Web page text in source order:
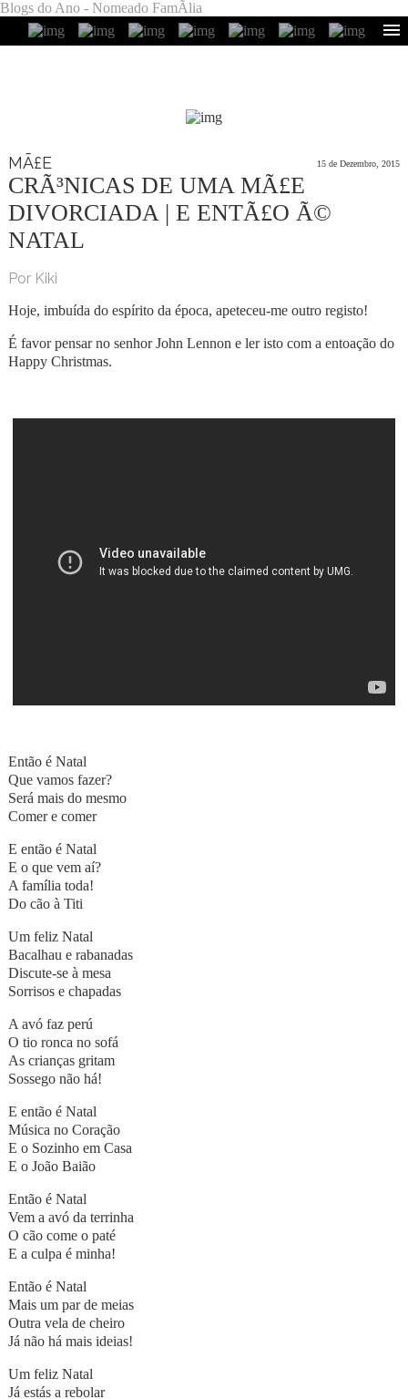
Blogs do Ano - Nomeado FamÃ­lia
MÃ£E 15 de Dezembro, 2015
CRÃ³NICAS DE UMA MÃ£E
DIVORCIADA | E ENTÃ£O Ã©
NATAL
Por Kiki
Hoje, imbuída do espírito da época, apeteceu-me outro registo!
É favor pensar no senhor John Lennon e ler isto com a entoação do
Happy Christmas.
Então é Natal
Que vamos fazer?
Será mais do mesmo
Comer e comer
E então é Natal
E o que vem aí?
A família toda!
Do cão à Titi
Um feliz Natal
Bacalhau e rabanadas
Discute-se à mesa
Sorrisos e chapadas
A avó faz perú
O tio ronca no sofá
As crianças gritam
Sossego não há!
E então é Natal
Música no Coração
E o Sozinho em Casa
E o João Baião
Então é Natal
Vem a avó da terrinha
O cão come o paté
E a culpa é minha!
Então é Natal
Mais um par de meias
Outra vela de cheiro
Já não há mais ideias!
Um feliz Natal
Já estás a rebolar